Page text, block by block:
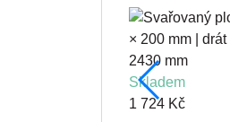
2430 mm
skladem
1 724 Kč